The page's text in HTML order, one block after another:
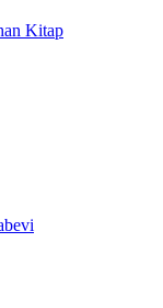
Kitap